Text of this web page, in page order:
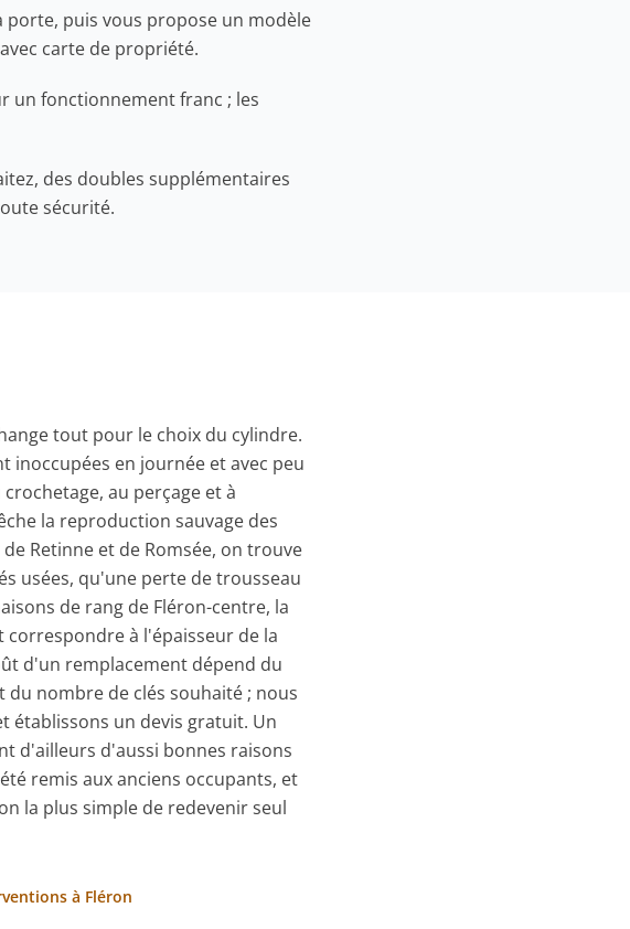
puis vous propose un modèle
carte de propriété.
un fonctionnement franc ; les
des doubles supplémentaires
sécurité.
tout pour le choix du cylindre.
inoccupées en journée et avec peu
au perçage et à
la reproduction sauvage des
Retinne et de Romsée, on trouve
usées, qu'une perte de trousseau
de rang de Fléron-centre, la
à l'épaisseur de la
d'un remplacement dépend du
nombre de clés souhaité ; nous
établissons un devis gratuit. Un
d'ailleurs d'aussi bonnes raisons
remis aux anciens occupants, et
la plus simple de redevenir seul
à Fléron